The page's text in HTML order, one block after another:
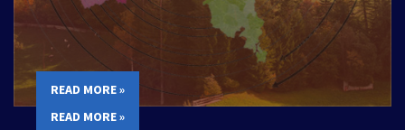
READ MORE »
READ MORE »